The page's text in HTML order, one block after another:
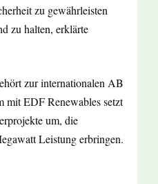
zu gewährleisten
zu halten, erklärte
zur internationalen AB
mit EDF Renewables setzt
um, die
Leistung erbringen.